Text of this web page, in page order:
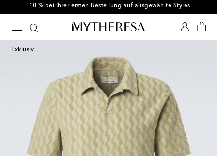
-10 % bei Ihrer ersten Bestellung auf ausgewählte Styles
Exklusiv